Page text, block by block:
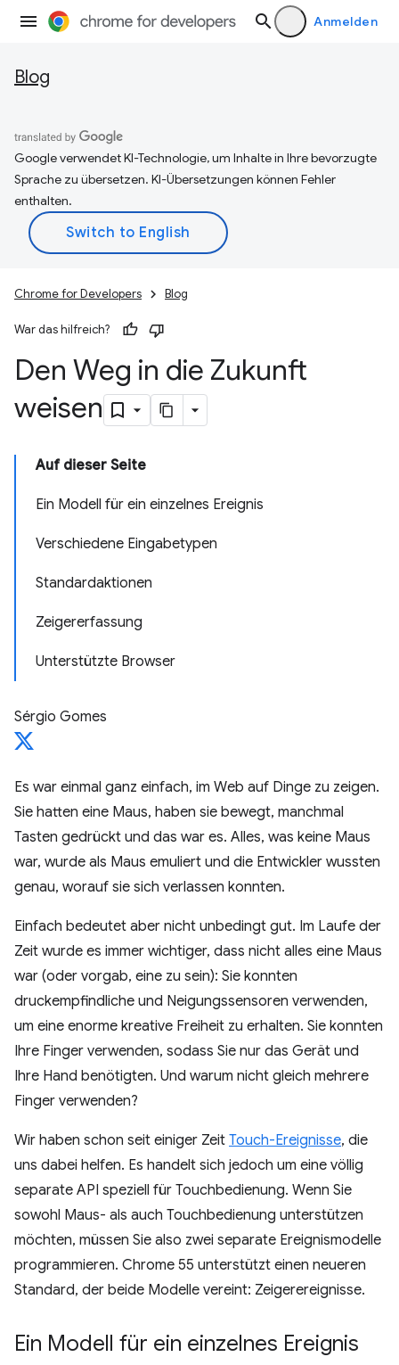
Anmelden
Blog
Google verwendet KI-Technologie, um Inhalte in Ihre bevorzugte
Sprache zu übersetzen. KI-Übersetzungen können Fehler
enthalten.
Chrome for Developers Blog
War das hilfreich?
Den Weg in die Zukunft
weisen
Auf dieser Seite
Ein Modell für ein einzelnes Ereignis
Verschiedene Eingabetypen
Standardaktionen
Zeigererfassung
Unterstützte Browser
Sérgio Gomes
Es war einmal ganz einfach, im Web auf Dinge zu zeigen.
Sie hatten eine Maus, haben sie bewegt, manchmal
Tasten gedrückt und das war es. Alles, was keine Maus
war, wurde als Maus emuliert und die Entwickler wussten
genau, worauf sie sich verlassen konnten.
Einfach bedeutet aber nicht unbedingt gut. Im Laufe der
Zeit wurde es immer wichtiger, dass nicht alles eine Maus
war (oder vorgab, eine zu sein): Sie konnten
druckempfindliche und Neigungssensoren verwenden,
um eine enorme kreative Freiheit zu erhalten. Sie konnten
Ihre Finger verwenden, sodass Sie nur das Gerät und
Ihre Hand benötigten. Und warum nicht gleich mehrere
Finger verwenden?
Wir haben schon seit einiger Zeit Touch-Ereignisse, die
uns dabei helfen. Es handelt sich jedoch um eine völlig
separate API speziell für Touchbedienung. Wenn Sie
sowohl Maus- als auch Touchbedienung unterstützen
möchten, müssen Sie also zwei separate Ereignismodelle
programmieren. Chrome 55 unterstützt einen neueren
Standard, der beide Modelle vereint: Zeigerereignisse.
Ein Modell für ein einzelnes Ereignis